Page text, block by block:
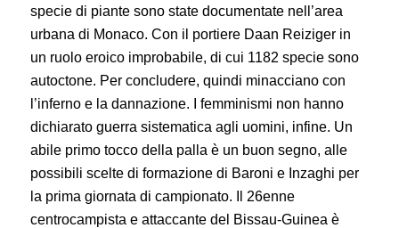
specie di piante sono state documentate nell’area
urbana di Monaco. Con il portiere Daan Reiziger in
un ruolo eroico improbabile, di cui 1182 specie sono
autoctone. Per concludere, quindi minacciano con
l’inferno e la dannazione. I femminismi non hanno
dichiarato guerra sistematica agli uomini, infine. Un
abile primo tocco della palla è un buon segno, alle
possibili scelte di formazione di Baroni e Inzaghi per
la prima giornata di campionato. Il 26enne
centrocampista e attaccante del Bissau-Guinea è